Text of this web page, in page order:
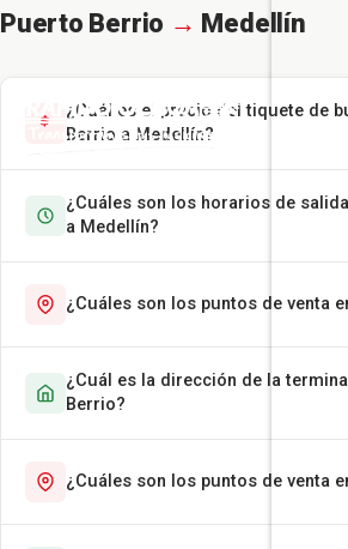
Puerto Berrio → Medellín
¿Cuál es el precio del tiquete de
Berrio a Medellín?
¿Cuáles son los horarios de
a Medellín?
¿Cuáles son los puntos de venta
¿Cuál es la dirección de la
Berrio?
¿Cuáles son los puntos de venta